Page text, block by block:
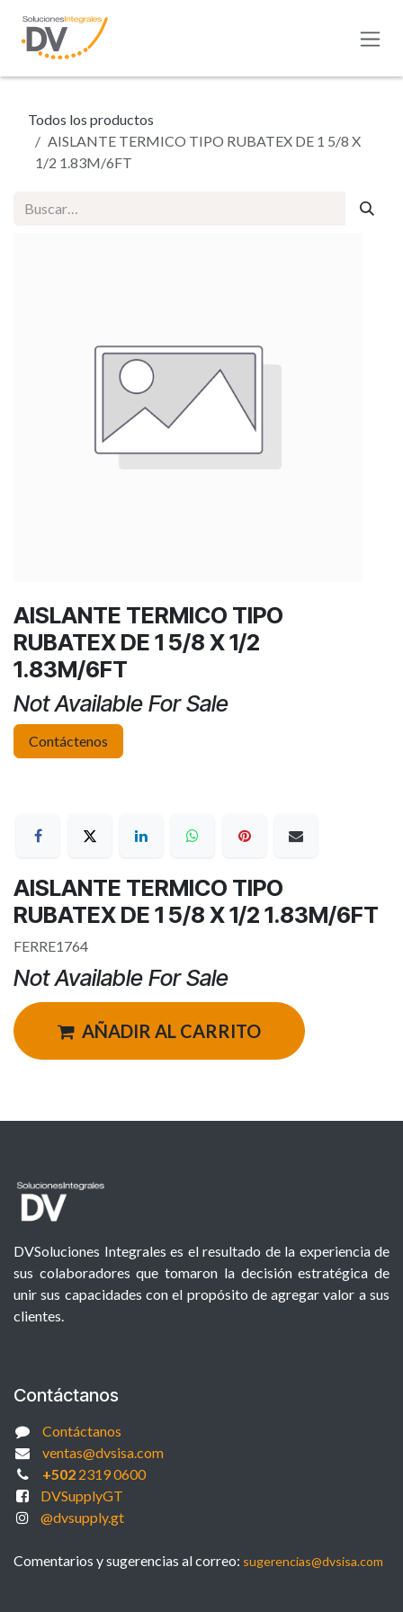
Todos los productos
AISLANTE TERMICO TIPO RUBATEX DE 1 5/8 X
1/2 1.83M/6FT
AISLANTE TERMICO TIPO
RUBATEX DE 1 5/8 X 1/2
1.83M/6FT
Not Available For Sale
Contáctenos
AISLANTE TERMICO TIPO
RUBATEX DE 1 5/8 X 1/2 1.83M/6FT
FERRE1764
Not Available For Sale
AÑADIR AL CARRITO
DVSoluciones Integrales es el resultado de la experiencia de
sus colaboradores que tomaron la decisión estratégica de
unir sus capacidades con el propósito de agregar valor a sus
clientes.
Contáctanos
Contáctanos
ventas@dvsisa.com
+5022319 0600
DVSupplyGT
@dvsupply.gt
Comentarios y sugerencias al correo: sugerencias@dvsisa.com